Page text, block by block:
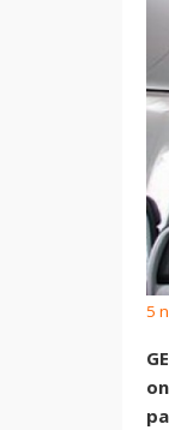
5